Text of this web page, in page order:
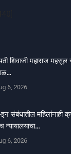
शिवाजी महाराज महसूल
6, 2026
इन संबंधातील महिलांनाही
न्यायालयाचा…
6, 2026